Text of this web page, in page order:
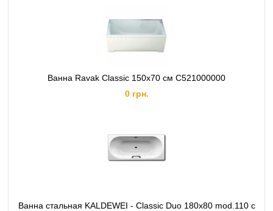
Ванна Ravak Classic 150x70 см C521000000
0 грн.
Ванна стальная KALDEWEI - Classic Duo 180х80 mod.110 с